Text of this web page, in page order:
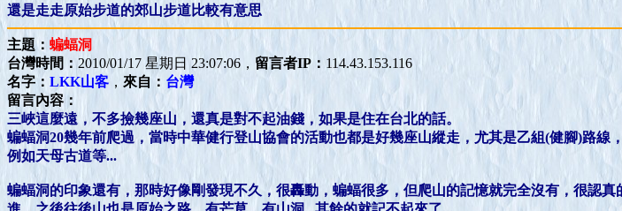
還是走走原始步道的郊山步道比較有意思
主題： 蝙蝠洞
台灣時間：2010/01/17 星期日 23:07:06， 留言者IP： 114.43.153.116
名字： LKK山客 ， 來自： 台灣
留言內容：
三峽這麼遠，不多撿幾座山，還真是對不起油錢，如果是住在台北的話。
蝙蝠洞20幾年前爬過，當時中華健行登山協會的活動也都是好幾座山縱走，尤其是乙組(健腳)路
例如天母古道等...
蝙蝠洞的印象還有，那時好像剛發現不久，很轟動，蝙蝠很多，但爬山的記憶就完全沒有，很認